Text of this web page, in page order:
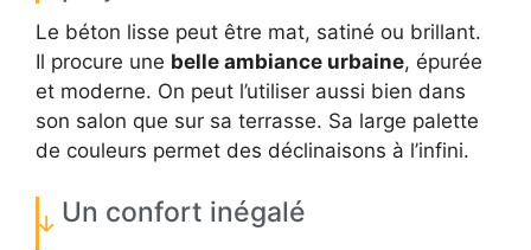
Le béton lisse peut être mat, satiné ou brillant.
Il procure une belle ambiance urbaine, épurée
et moderne. On peut l’utiliser aussi bien dans
son salon que sur sa terrasse. Sa large palette
de couleurs permet des déclinaisons à l’infini.
Un confort inégalé